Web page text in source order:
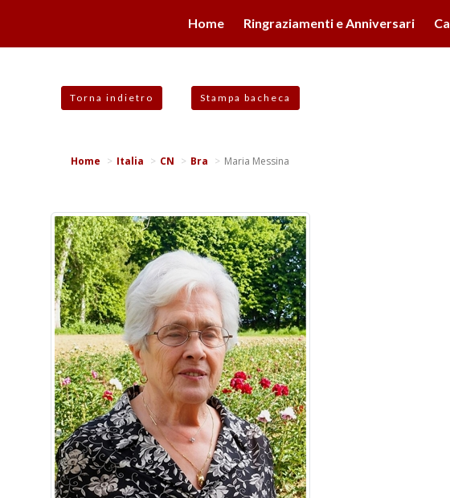
Home Ringraziamenti e Anniversari
Torna indietro Stampa bacheca
Home Italia CN Bra Maria Messina
la navigazione in altra maniera, acconsenti all'uso dei